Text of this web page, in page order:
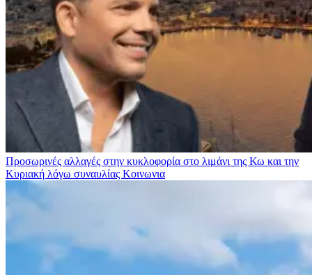
Προσωρινές αλλαγές στην κυκλοφορία στο λιμάνι της Κω και την
Κυριακή λόγω συναυλίας Κοινωνια